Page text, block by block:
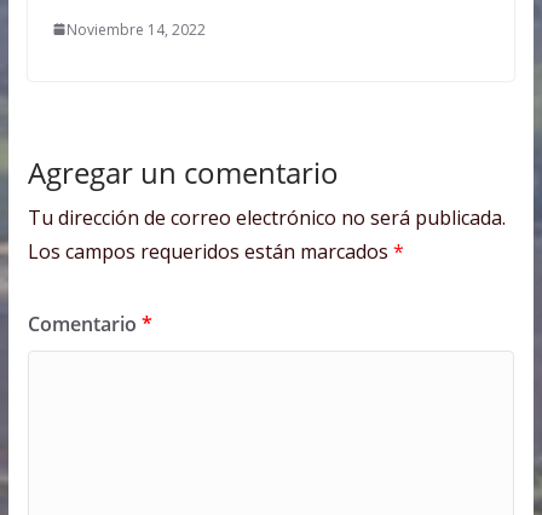
Noviembre 14, 2022
Agregar un comentario
Tu dirección de correo electrónico no será publicada.
Los campos requeridos están marcados *
Comentario *